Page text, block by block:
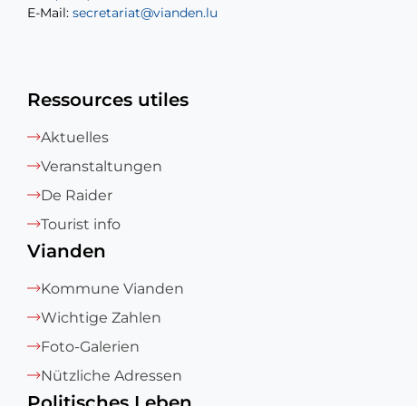
E-Mail: secretariat@vianden.lu
E-Mail: diane.storn@vianden.lu
Ressources utiles
Aktuelles
Veranstaltungen
De Raider
Tourist info
Vianden
Kommune Vianden
Wichtige Zahlen
Foto-Galerien
Nützliche Adressen